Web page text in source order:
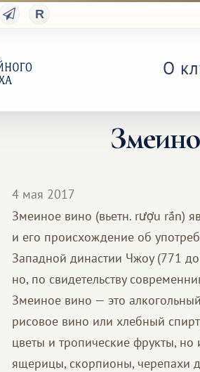
О
4 мая 2017
Змеиное вино (вьетн. rượu rắn)
и его происхождение об
Западной династии Чжоу (771
но, по свидетельству
Змеиное вино — это
рисовое вино или хлебный
цветы и тропические фрукты,
ящерицы, скорпионы, черепахи